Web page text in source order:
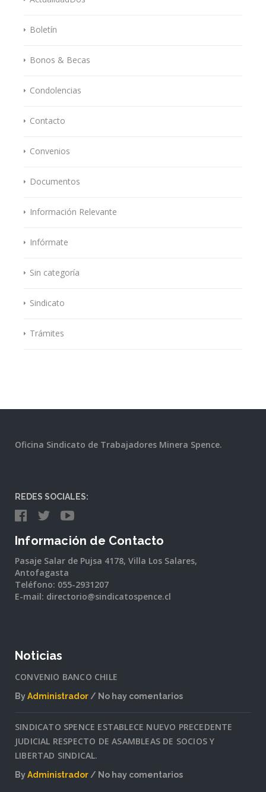
Boletín
Bonos & Becas
Condolencias
Contacto
Convenios
Documentos
Información Relevante
Infórmate
Sin categoría
Sindicato
Trámites
Oficina Sindicato de Trabajadores Minera Spence.
REDES SOCIALES:
Información de Contacto
Pasaje Salar de Pujsa 4178, Villa Los Salares,
Antofagasta
Teléfono: 055-2931207
E-mail: directorio@sindicatospence.cl
Noticias
CONVENIO BANCO CHILE
ByAdministrador
No hay comentarios
BANCO
CHILE
SINDICATO SPENCE ESTABLECE NUEVO PRECEDENTE
JUDICIAL RESPECTO DE ASAMBLEAS DE SOCIOS Y
LIBERTAD SINDICAL.
ByAdministrador
No hay comentarios